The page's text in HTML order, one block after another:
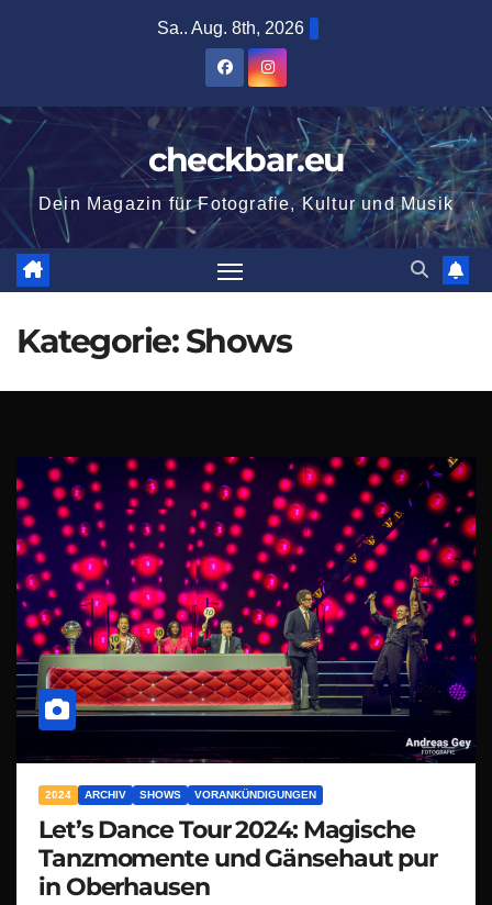
Sa.. Aug. 8th, 2026
checkbar.eu
Dein Magazin für Fotografie, Kultur und Musik
Kategorie:Shows
2024 ARCHIV SHOWS VORANKÜNDIGUNGEN
Let’s Dance Tour 2024: Magische
Tanzmomente und Gänsehaut pur
in Oberhausen